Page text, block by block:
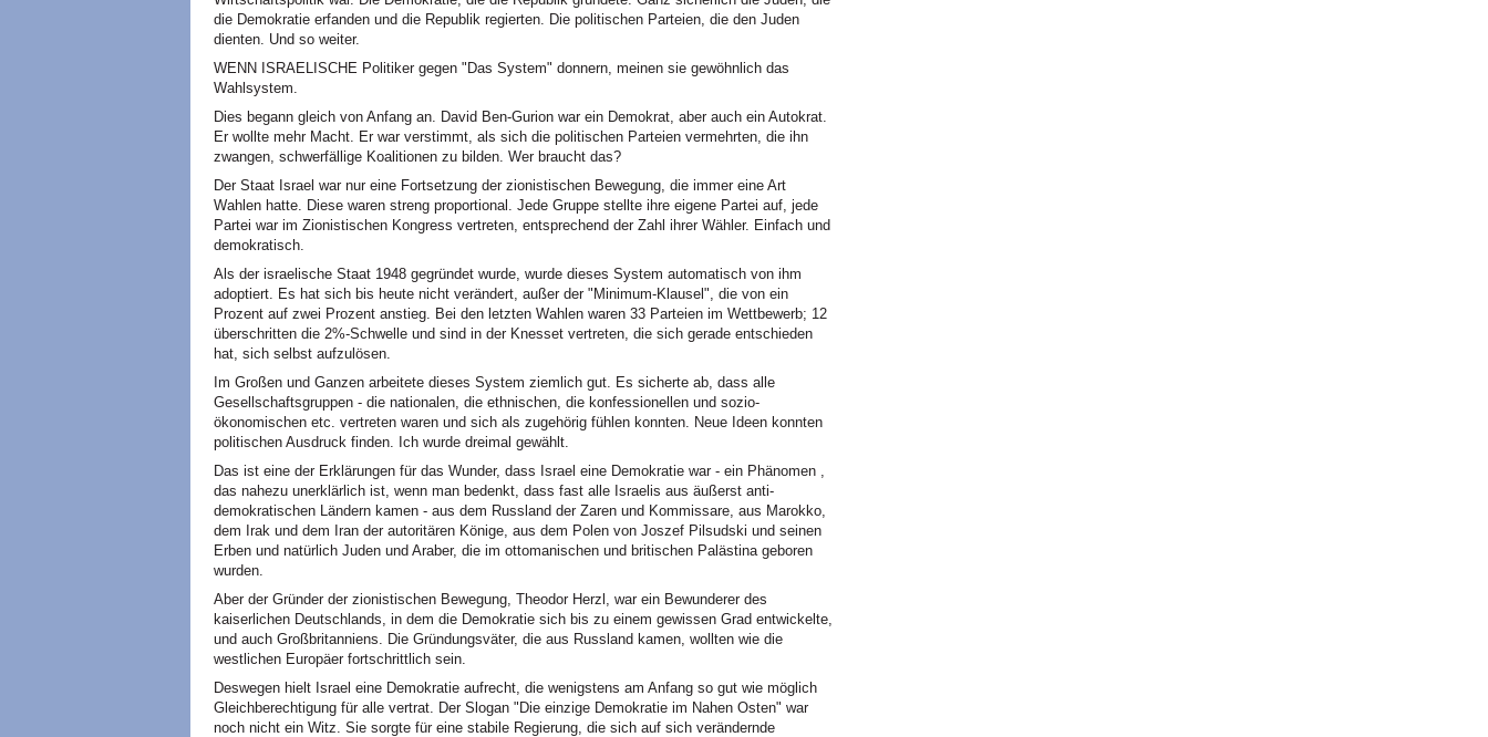
die Demokratie erfanden und die Republik regierten. Die politischen Parteien, die den Juden
dienten. Und so weiter.
WENN ISRAELISCHE Politiker gegen "Das System" donnern, meinen sie gewöhnlich das
Wahlsystem.
Dies begann gleich von Anfang an. David Ben-Gurion war ein Demokrat, aber auch ein Autokrat.
Er wollte mehr Macht. Er war verstimmt, als sich die politischen Parteien vermehrten, die ihn
zwangen, schwerfällige Koalitionen zu bilden. Wer braucht das?
Der Staat Israel war nur eine Fortsetzung der zionistischen Bewegung, die immer eine Art
Wahlen hatte. Diese waren streng proportional. Jede Gruppe stellte ihre eigene Partei auf, jede
Partei war im Zionistischen Kongress vertreten, entsprechend der Zahl ihrer Wähler. Einfach und
demokratisch.
Als der israelische Staat 1948 gegründet wurde, wurde dieses System automatisch von ihm
adoptiert. Es hat sich bis heute nicht verändert, außer der "Minimum-Klausel", die von ein
Prozent auf zwei Prozent anstieg. Bei den letzten Wahlen waren 33 Parteien im Wettbewerb; 12
überschritten die 2%-Schwelle und sind in der Knesset vertreten, die sich gerade entschieden
hat, sich selbst aufzulösen.
Im Großen und Ganzen arbeitete dieses System ziemlich gut. Es sicherte ab, dass alle
Gesellschaftsgruppen - die nationalen, die ethnischen, die konfessionellen und sozio-
ökonomischen etc. vertreten waren und sich als zugehörig fühlen konnten. Neue Ideen konnten
politischen Ausdruck finden. Ich wurde dreimal gewählt.
Das ist eine der Erklärungen für das Wunder, dass Israel eine Demokratie war - ein Phänomen ,
das nahezu unerklärlich ist, wenn man bedenkt, dass fast alle Israelis aus äußerst anti-
demokratischen Ländern kamen - aus dem Russland der Zaren und Kommissare, aus Marokko,
dem Irak und dem Iran der autoritären Könige, aus dem Polen von Joszef Pilsudski und seinen
Erben und natürlich Juden und Araber, die im ottomanischen und britischen Palästina geboren
wurden.
Aber der Gründer der zionistischen Bewegung, Theodor Herzl, war ein Bewunderer des
kaiserlichen Deutschlands, in dem die Demokratie sich bis zu einem gewissen Grad entwickelte,
und auch Großbritanniens. Die Gründungsväter, die aus Russland kamen, wollten wie die
westlichen Europäer fortschrittlich sein.
Deswegen hielt Israel eine Demokratie aufrecht, die wenigstens am Anfang so gut wie möglich
Gleichberechtigung für alle vertrat. Der Slogan "Die einzige Demokratie im Nahen Osten" war
noch nicht ein Witz. Sie sorgte für eine stabile Regierung, die sich auf sich verändernde